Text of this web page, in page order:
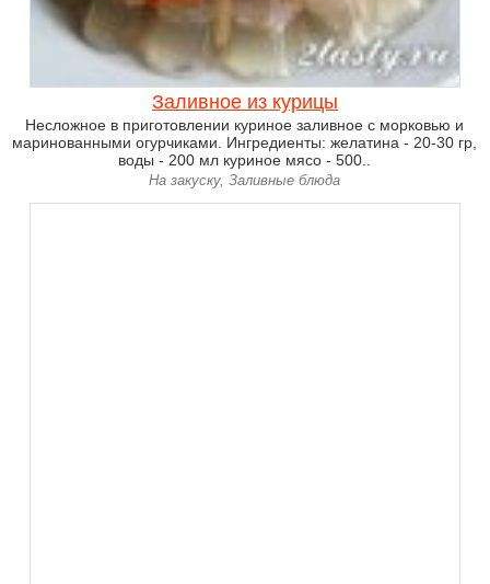
Заливное из курицы
Несложное в приготовлении куриное заливное с морковью и
маринованными огурчиками. Ингредиенты: желатина - 20-30 гр,
воды - 200 мл куриное мясо - 500..
На закуску, Заливные блюда